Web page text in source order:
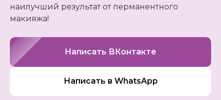
наилучший результат от перманентного
макияжа!
Написать ВКонтакте
Написать в WhatsApp